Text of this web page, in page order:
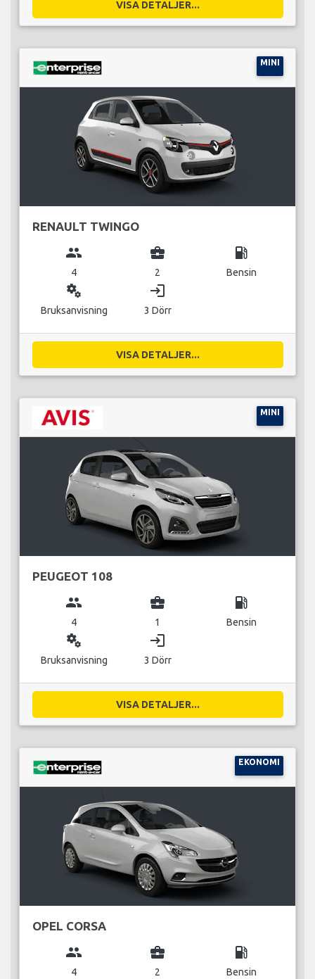
VISA DETALJER...
MINI
RENAULT TWINGO
group
4
business_center
2
local_gas_station
Bensin
miscellaneous_services
Bruksanvisning
login
3 Dörr
VISA DETALJER...
MINI
PEUGEOT 108
group
4
business_center
1
local_gas_station
Bensin
miscellaneous_services
Bruksanvisning
login
3 Dörr
VISA DETALJER...
EKONOMI
OPEL CORSA
group
4
business_center
2
local_gas_station
Bensin